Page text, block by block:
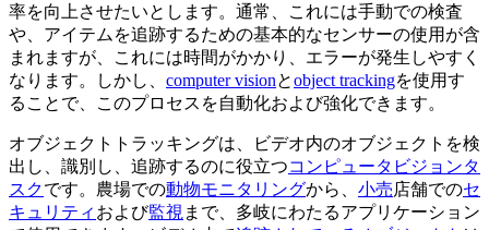
率を向上させたいとします。通常、これには手動での検査
や、アイテムを追跡するための基本的なセンサーの使用が含
まれますが、これには時間がかかり、エラーが発生しやすく
なります。しかし、 computer visionとobject trackingを使用す
ることで、このプロセスを自動化および強化できます。
オブジェクトトラッキングは、ビデオ内のオブジェクトを検
出し、識別し、追跡するのに役立つコンピュータビジョンタ
スクです。農場での動物モニタリングから、 小売店舗でのセ
キュリティ および監視 まで、多岐にわたるアプリケーション